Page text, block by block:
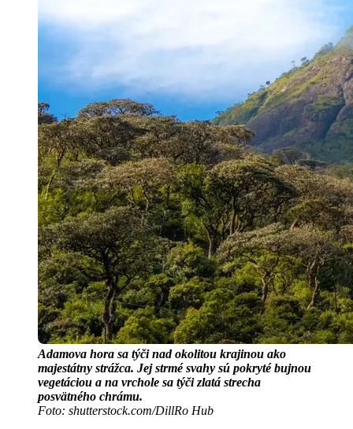
Adamova hora sa týči nad okolitou krajinou ako
majestátny strážca. Jej strmé svahy sú pokryté bujnou
vegetáciou a na vrchole sa týči zlatá strecha
posvätného chrámu.
Foto: shutterstock.com/DillRo Hub